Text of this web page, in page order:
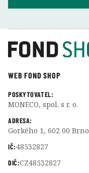
WEB FOND SHOP
POSKYTOVATEL:
MONECO, spol. s r. o.
ADRESA:
Gorkého 1, 602 00 Brno
IČ:48532827
DIČ:CZ48532827